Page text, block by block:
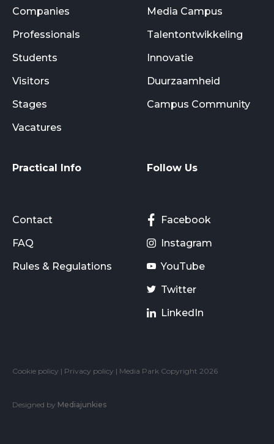
Companies
Professionals
Students
Visitors
Stages
Vacatures
Media Campus
Talentontwikkeling
Innovatie
Duurzaamheid
Campus Community
Practical Info
Contact
FAQ
Rules & Regulations
Follow Us
Facebook
Instagram
YouTube
Twitter
LinkedIn
Cookie policy | Privacy policy | Media Park Copyright 2026
Designed by Mediajunkies